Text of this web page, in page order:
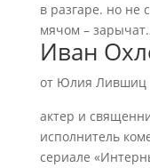
в разгаре. но не
мячом –
Иван
от Юлия Лившиц
актер и
исполнитель
сериале